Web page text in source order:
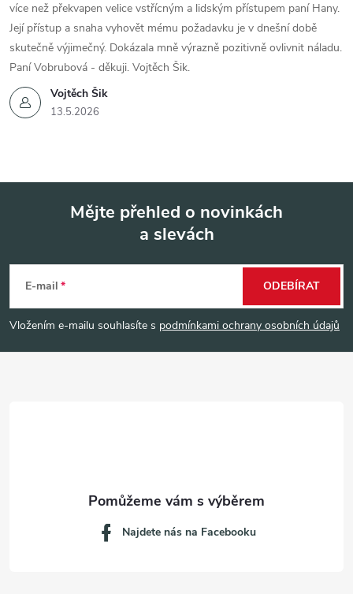
Vojtěch Šik
13.5.2026
více než překvapen velice vstřícným a lidským přístupem paní Hany.
Její přístup a snaha vyhovět mému požadavku je v dnešní době
skutečně výjimečný. Dokázala mně výrazně pozitivně ovlivnit náladu.
Paní Vobrubová - děkuji. Vojtěch Šik.
p
Mějte přehled o novinkách
a slevách
E-mail
Vložením e-mailu souhlasíte s podmínkami ochrany osobních údajů
ODEBÍRAT
Najdete nás na Facebooku